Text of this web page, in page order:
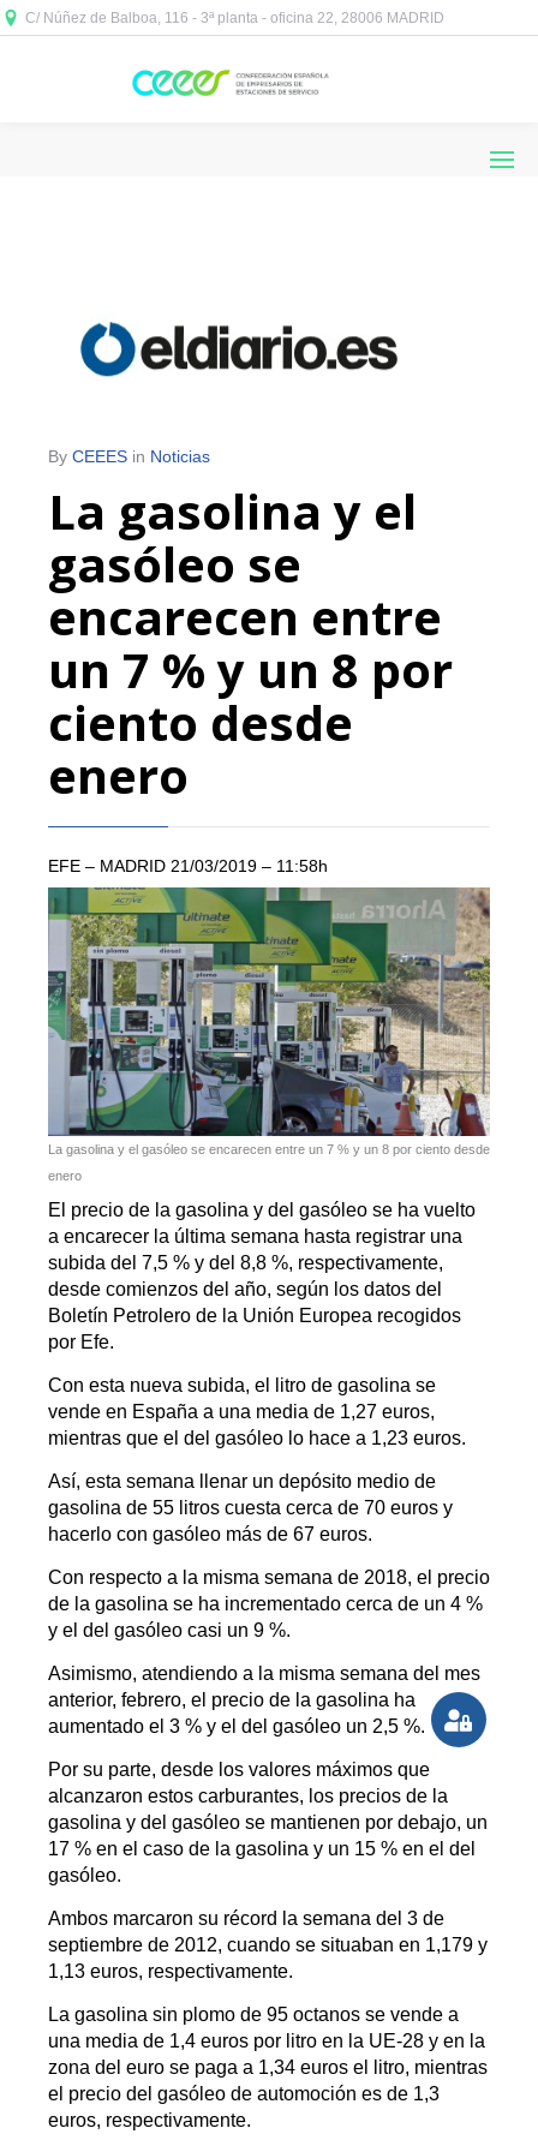
C/ Núñez de Balboa, 116 - 3ª planta - oficina 22, 28006 MADRID
By CEEES in Noticias
La gasolina y el
gasóleo se
encarecen entre
un 7 % y un 8 por
ciento desde
enero
EFE – MADRID 21/03/2019 – 11:58h
La gasolina y el gasóleo se encarecen entre un 7 % y un 8 por ciento desde
enero
El precio de la gasolina y del gasóleo se ha vuelto
a encarecer la última semana hasta registrar una
subida del 7,5 % y del 8,8 %, respectivamente,
desde comienzos del año, según los datos del
Boletín Petrolero de la Unión Europea recogidos
por Efe.
Con esta nueva subida, el litro de gasolina se
vende en España a una media de 1,27 euros,
mientras que el del gasóleo lo hace a 1,23 euros.
Así, esta semana llenar un depósito medio de
gasolina de 55 litros cuesta cerca de 70 euros y
hacerlo con gasóleo más de 67 euros.
Con respecto a la misma semana de 2018, el precio
de la gasolina se ha incrementado cerca de un 4 %
y el del gasóleo casi un 9 %.
Asimismo, atendiendo a la misma semana del mes
anterior, febrero, el precio de la gasolina ha
aumentado el 3 % y el del gasóleo un 2,5 %.
Por su parte, desde los valores máximos que
alcanzaron estos carburantes, los precios de la
gasolina y del gasóleo se mantienen por debajo, un
17 % en el caso de la gasolina y un 15 % en el del
gasóleo.
Ambos marcaron su récord la semana del 3 de
septiembre de 2012, cuando se situaban en 1,179 y
1,13 euros, respectivamente.
La gasolina sin plomo de 95 octanos se vende a
una media de 1,4 euros por litro en la UE-28 y en la
zona del euro se paga a 1,34 euros el litro, mientras
el precio del gasóleo de automoción es de 1,3
euros, respectivamente.